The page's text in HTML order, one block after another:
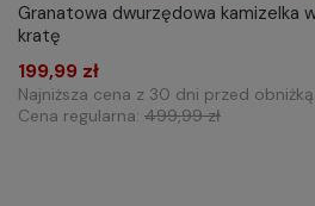
Granatowa dwurzędowa kamizelka
kratę
199,99 zł
Najniższa cena z 30 dni przed obniżką:
Cena regularna: 499,99 zł